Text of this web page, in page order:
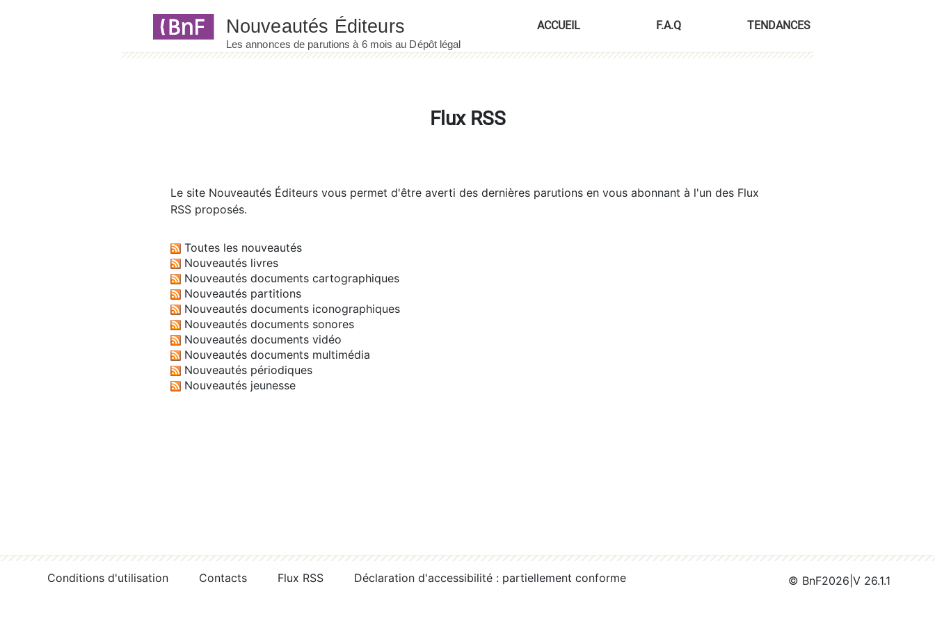
ACCUEIL F.A.Q TENDANCES
Flux RSS
Le site Nouveautés Éditeurs vous permet d'être averti des dernières parutions en vous abonnant à l'un des Flux
RSS proposés.
Toutes les nouveautés
Nouveautés livres
Nouveautés documents cartographiques
Nouveautés partitions
Nouveautés documents iconographiques
Nouveautés documents sonores
Nouveautés documents vidéo
Nouveautés documents multimédia
Nouveautés périodiques
Nouveautés jeunesse
Conditions d'utilisation Contacts Flux RSS Déclaration d'accessibilité : partiellement conforme © BnF2026 V 26.1.1